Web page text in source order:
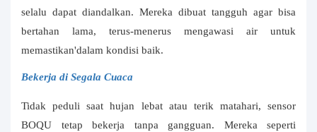
selalu dapat diandalkan. Mereka dibuat tangguh agar bisa
bertahan lama, terus-menerus mengawasi air untuk
memastikan'dalam kondisi baik.
Bekerja di Segala Cuaca
Tidak peduli saat hujan lebat atau terik matahari, sensor
BOQU tetap bekerja tanpa gangguan. Mereka seperti